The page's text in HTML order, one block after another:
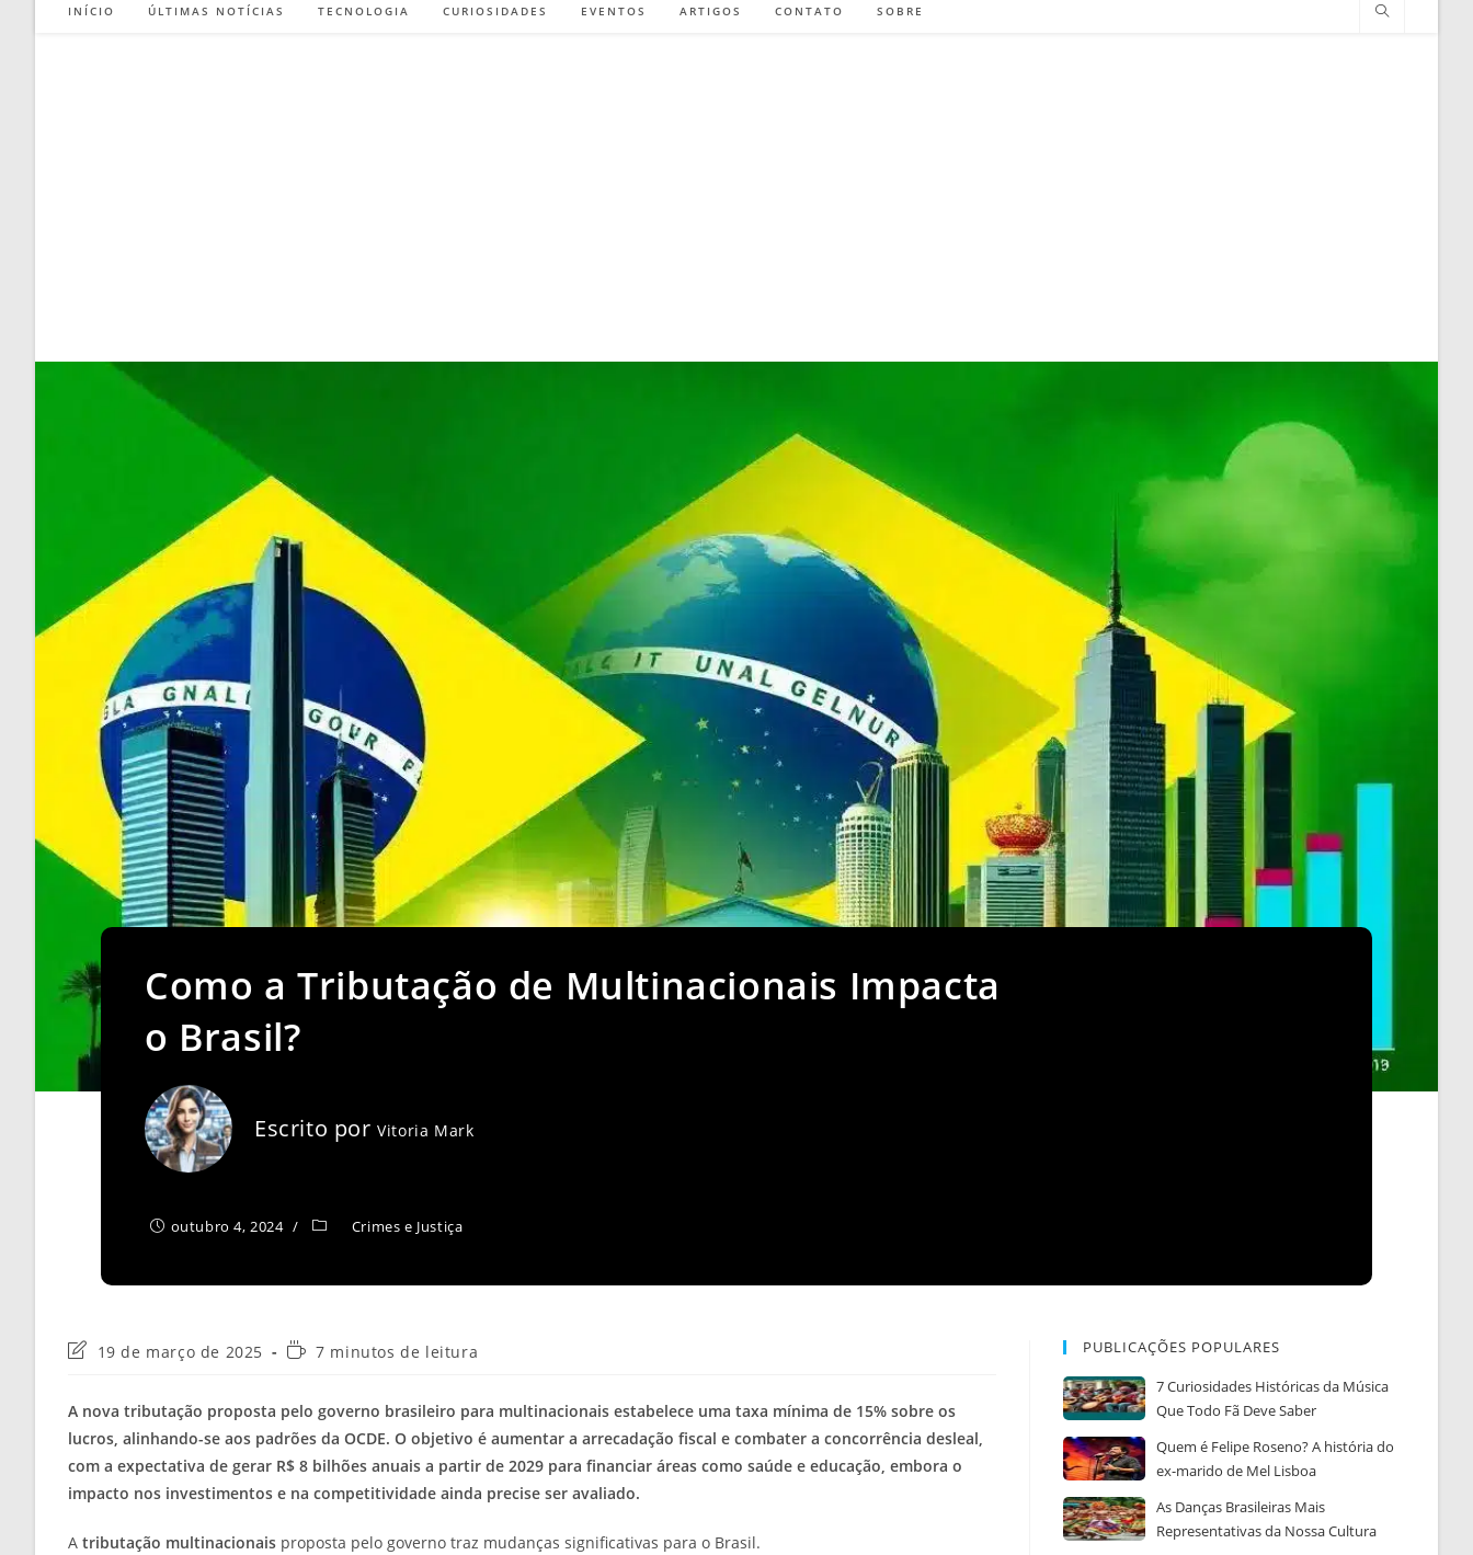
INÍCIO ÚLTIMAS NOTÍCIAS TECNOLOGIA CURIOSIDADES EVENTOS ARTIGOS CONTATO SOBRE
Como a Tributação de Multinacionais Impacta
o Brasil?
Escrito porVitoria Mark
outubro 4, 2024 Crimes e Justiça
Última
post:
19 de março de 2025
Tempo7 minutos de leitura
A nova tributação proposta pelo governo brasileiro para multinacionais estabelece uma taxa mínima de 15% sobre os
lucros, alinhando-se aos padrões da OCDE. O objetivo é aumentar a arrecadação fiscal e combater a concorrência desleal,
com a expectativa de gerar R$ 8 bilhões anuais a partir de 2029 para financiar áreas como saúde e educação, embora o
impacto nos investimentos e na competitividade ainda precise ser avaliado.
A tributação multinacionais proposta pelo governo traz mudanças significativas para o Brasil.
PUBLICAÇÕES POPULARES
7 Curiosidades Históricas da Música
Que Todo Fã Deve Saber
Quem é Felipe Roseno? A história do
ex-marido de Mel Lisboa
As Danças Brasileiras Mais
Representativas da Nossa Cultura